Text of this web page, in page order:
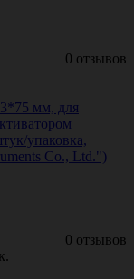
0 отзывов
мм, для
упаковка,
Co., Ltd.")
0 отзывов